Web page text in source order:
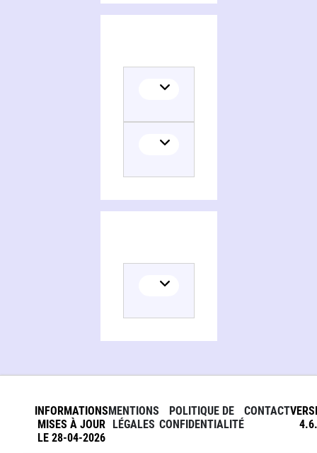
INFORMATIONS
MISES À JOUR
LE 28-04-2026
MENTIONS
LÉGALES
POLITIQUE DE
CONFIDENTIALITÉ
CONTACT